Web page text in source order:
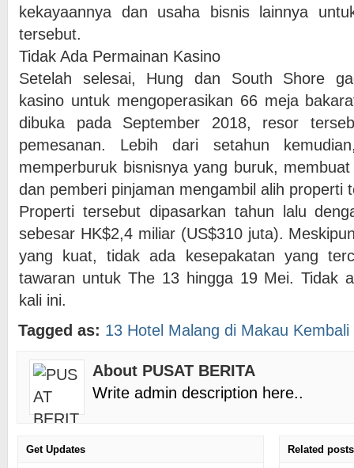
kekayaannya dan usaha bisnis lainnya
tersebut.
Tidak Ada Permainan Kasino
Setelah selesai, Hung dan South Shore
kasino untuk mengoperasikan 66 meja
dibuka pada September 2018, resor
pemesanan. Lebih dari setahun
memperburuk bisnisnya yang buruk,
dan pemberi pinjaman mengambil alih properti
Properti tersebut dipasarkan tahun lalu
sebesar HK$2,4 miliar (US$310 juta).
yang kuat, tidak ada kesepakatan yang
tawaran untuk The 13 hingga 19 Mei. Tidak
kali ini.
Tagged as: 13 Hotel Malang di Makau Kembali
About PUSAT BERITA
Write admin description here..
Get Updates Related posts